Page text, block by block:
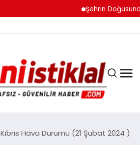
Şehrin
Kıbrıs Hava Durumu (21 Şubat 2024 )